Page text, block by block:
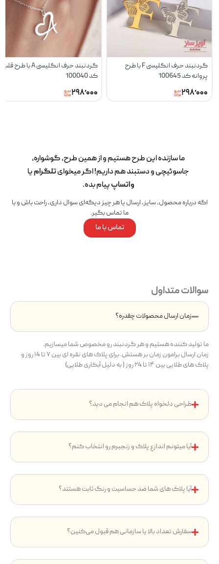
گردنبند حرف انگلیسی F با طرح
پروانه کد 100645
۲۹۸٬۰۰۰
گردنبند حرف انگلیسی A با طرح قلب
کد 100040
۲۹۸٬۰۰۰
ما سازنده این طرح‌ هستیم و از همین طرح، گوشواره،
جاسوئیچی و دستبند هم داریم! اگر میخوایتلگرامیا
واتساپپیام بده.
اگه درباره محصول، سایز، ارسال یا هر چیز دیگه‌ای سوال داری، راحت باش و با
ما تماس بگیر.
تماس با ما
سوالات متداول
زمان ارسال محصولات چقدره؟
ما تولید کننده هستیم و هر گردنبند رو مخصوص شما میسازیم.
زمان ارسال برامون زمان بر هستش. برای پلاک های نقره ای بین ۷ تا ۱4 روز و
پلاک های طلایی بین ۱۴ تا ۲4 روز ( به دلیل آبکاری طلایی)
طراحی دلخواه پلاک هم انجام می دید؟
آیا میتونم اندازع پلاک و زنجیرم رو انتخاب کنم؟
آیا پلاک های شما ضد حساسیت و رنگ ثابت هستند؟
سفارش تعداد بالا یا سازمانی هم قبول می‌کنین؟